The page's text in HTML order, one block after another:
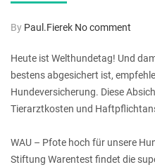
By Paul.Fierek No comment
Heute ist Welthundetag! Und
bestens abgesichert ist,
Hundeversicherung. Diese
Tierarztkosten und
WAU – Pfote hoch für unsere
Stiftung Warentest findet die